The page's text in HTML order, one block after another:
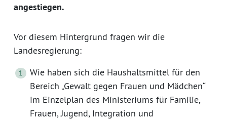
angestiegen.
Vor diesem Hintergrund fragen wir die
Landesregierung:
Wie haben sich die Haushaltsmittel für den
Bereich „Gewalt gegen Frauen und Mädchen“
im Einzelplan des Ministeriums für Familie,
Frauen, Jugend, Integration und